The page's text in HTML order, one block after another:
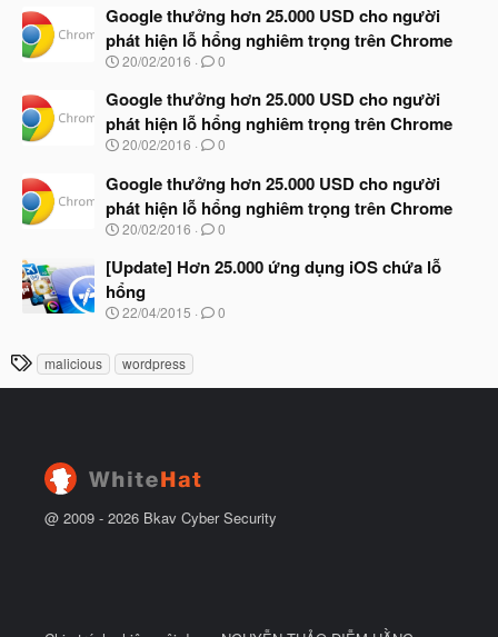
đ
ầ
u
à
b
ắ
đ
ầ
u
Google thưởng hơn 25.000 USD cho người
phát hiện lỗ hổng nghiêm trọng trên Chrome
N
à
b
ắ
đ
ầ
u
20/02/2016 0
Google thưởng hơn 25.000 USD cho người
phát hiện lỗ hổng nghiêm trọng trên Chrome
N
à
y
b
ắ
đ
ầ
u
20/02/2016 0
Google thưởng hơn 25.000 USD cho người
phát hiện lỗ hổng nghiêm trọng trên Chrome
N
à
y
b
ắ
đ
ầ
u
20/02/2016 0
[Update] Hơn 25.000 ứng dụng iOS chứa lỗ
hổng
N
y
u
22/04/2015 0
T
h
malicious wordpress
@ 2009 - 2026 Bkav Cyber Security